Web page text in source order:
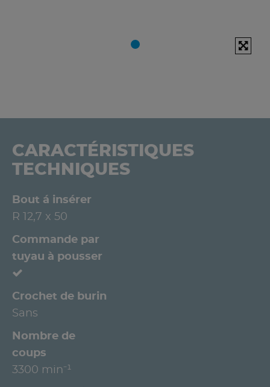
CARACTÉRISTIQUES
TECHNIQUES
Bout á insérer
R 12,7 x 50
Commande par
tuyau à pousser
Crochet de burin
Sans
Nombre de
coups
3300 min⁻¹